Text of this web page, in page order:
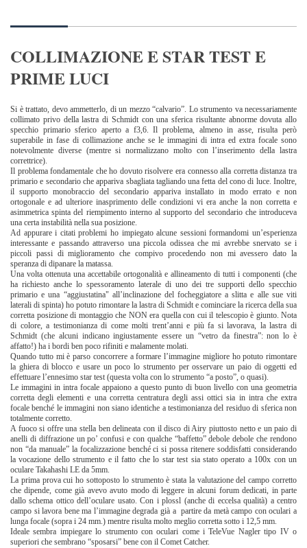
COLLIMAZIONE E STAR TEST E
PRIME LUCI
Si è trattato, devo ammetterlo, di un mezzo “calvario”. Lo strumento va necessariamente
collimato privo della lastra di Schmidt con una sferica risultante abnorme dovuta allo
specchio primario sferico aperto a f3,6. Il problema, almeno in asse, risulta però
superabile in fase di collimazione anche se le immagini di intra ed extra focale sono
notevolmente diverse (mentre si normalizzano molto con l’inserimento della lastra
correttrice).
Il problema fondamentale che ho dovuto risolvere era connesso alla corretta distanza tra
primario e secondario che appariva sbagliata tagliando una fetta del cono di luce. Inoltre,
il supporto monobraccio del secondario appariva installato in modo errato e non
ortogonale e ad ulteriore inasprimento delle condizioni vi era anche la non corretta e
asimmetrica spinta del riempimento interno al supporto del secondario che introduceva
una certa instabilità nella sua posizione.
Ad appurare i citati problemi ho impiegato alcune sessioni formandomi un’esperienza
interessante e passando attraverso una piccola odissea che mi avrebbe snervato se i
piccoli passi di miglioramento che compivo procedendo non mi avessero dato la
speranza di dipanare la matassa.
Una volta ottenuta una accettabile ortogonalità e allineamento di tutti i componenti (che
ha richiesto anche lo spessoramento laterale di uno dei tre supporti dello specchio
primario e una “aggiustatina" all’inclinazione del focheggiatore a slitta e alle sue viti
laterali di spinta) ho potuto rimontare la lastra di Schmidt e cominciare la ricerca della sua
corretta posizione di montaggio che NON era quella con cui il telescopio è giunto. Nota
di colore, a testimonianza di come molti trent’anni e più fa si lavorava, la lastra di
Schmidt (che alcuni indicano ingiustamente essere un “vetro da finestra”: non lo è
affatto!) ha i bordi ben poco rifiniti e malamente molati.
Quando tutto mi è parso concorrere a formare l’immagine migliore ho potuto rimontare
la ghiera di blocco e usare un poco lo strumento per osservare un paio di oggetti ed
effettuare l’ennesimo star test (questa volta con lo strumento “a posto”, o quasi).
Le immagini in intra focale appaiono a questo punto di buon livello con una geometria
corretta degli elementi e una corretta centratura degli assi ottici sia in intra che extra
focale benché le immagini non siano identiche a testimonianza del residuo di sferica non
totalmente corretto.
A fuoco si offre una stella ben delineata con il disco di Airy piuttosto netto e un paio di
anelli di diffrazione un po’ confusi e con qualche “baffetto” debole debole che rendono
non “da manuale” la focalizzazione benché ci si possa ritenere soddisfatti considerando
la vocazione dello strumento e il fatto che lo star test sia stato operato a 100x con un
oculare Takahashi LE da 5mm.
La prima prova cui ho sottoposto lo strumento è stata la valutazione del campo corretto
che dipende, come già avevo avuto modo di leggere in alcuni forum dedicati, in parte
dallo schema ottico dell’oculare usato. Con i plossl (anche di eccelsa qualità) a centro
campo si lavora bene ma l’immagine degrada già a partire da metà campo con oculari a
lunga focale (sopra i 24 mm.) mentre risulta molto meglio corretta sotto i 12,5 mm.
Ideale sembra impiegare lo strumento con oculari come i TeleVue Nagler tipo IV o
superiori che sembrano “sposarsi” bene con il Comet Catcher.